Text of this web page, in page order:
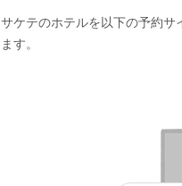
サケテのホテルを以下の予約サ
ます。